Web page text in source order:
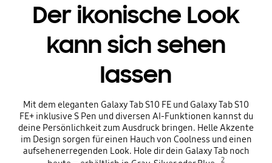
Der ikonische Look
kann sich sehen
lassen
Mit dem eleganten Galaxy Tab S10 FE und Galaxy Tab S10
FE+ inklusive S Pen und diversen AI-Funktionen kannst du
deine Persönlichkeit zum Ausdruck bringen. Helle Akzente
im Design sorgen für einen Hauch von Coolness und einen
aufsehenerregenden Look. Hole dir dein Galaxy Tab noch
2